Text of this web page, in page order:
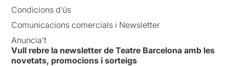
Condicions d’ús
Comunicacions comercials i Newsletter
Anuncia’t
Vull rebre la newsletter de Teatre Barcelona amb les
novetats, promocions i sorteigs